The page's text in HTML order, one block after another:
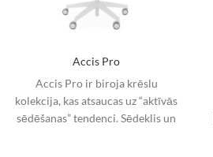
Accis Pro
Accis Pro ir biroja krēslu
kolekcija, kas atsaucas uz “aktīvās
sēdēšanas” tendenci. Sēdeklis un